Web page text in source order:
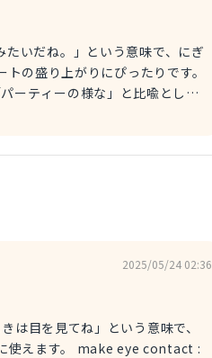
の盛り上がりにぴったりです。
ーティーの様な」と比喩として
がっているという意味です。
みんな楽しんでいるね。 ＊
」＝「熱気に満ちている」と
2025/05/24 02:36
使えます。 make eye contact :